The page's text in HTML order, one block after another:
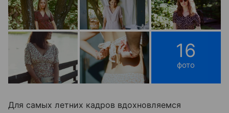
16
фото
Для самых летних кадров вдохновляемся